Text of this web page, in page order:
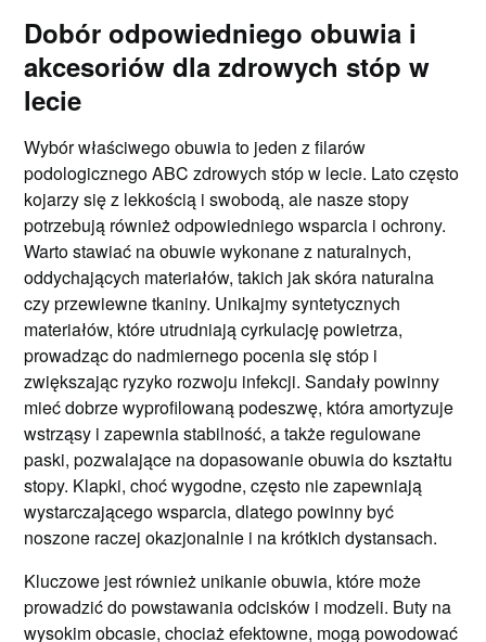
Dobór odpowiedniego obuwia i
akcesoriów dla zdrowych stóp w
lecie
Wybór właściwego obuwia to jeden z filarów
podologicznego ABC zdrowych stóp w lecie. Lato często
kojarzy się z lekkością i swobodą, ale nasze stopy
potrzebują również odpowiedniego wsparcia i ochrony.
Warto stawiać na obuwie wykonane z naturalnych,
oddychających materiałów, takich jak skóra naturalna
czy przewiewne tkaniny. Unikajmy syntetycznych
materiałów, które utrudniają cyrkulację powietrza,
prowadząc do nadmiernego pocenia się stóp i
zwiększając ryzyko rozwoju infekcji. Sandały powinny
mieć dobrze wyprofilowaną podeszwę, która amortyzuje
wstrząsy i zapewnia stabilność, a także regulowane
paski, pozwalające na dopasowanie obuwia do kształtu
stopy. Klapki, choć wygodne, często nie zapewniają
wystarczającego wsparcia, dlatego powinny być
noszone raczej okazjonalnie i na krótkich dystansach.
Kluczowe jest również unikanie obuwia, które może
prowadzić do powstawania odcisków i modzeli. Buty na
wysokim obcasie, chociaż efektowne, mogą powodować